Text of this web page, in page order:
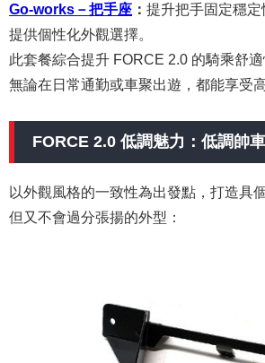
Go-works－把手座 ： 提升把手固定穩
提供個性化外觀選擇。
此套餐綜合提升 FORCE 2.0 的騎乘舒
無論在日常通勤或車聚出遊，都能享受
FORCE 2.0 低調魅力：低調帥
以外觀風格的一致性為出發點，打造具
但又不會過分張揚的外型：